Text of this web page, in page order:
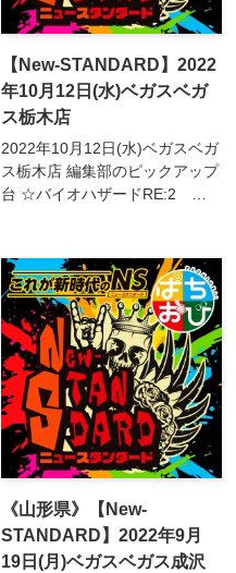
【New-STANDARD】2022
年10月12日(水)ベガスベガ
ス栃木店
2022年10月12日(水)ベガスベガ
ス栃木店 編集部のピックアップ
台 ☆バイオハザードRE:2
674/675/676/677/678/679番台
☆キ...
《山形県》【New-
STANDARD】2022年9月
19日(月)ベガスベガス成沢